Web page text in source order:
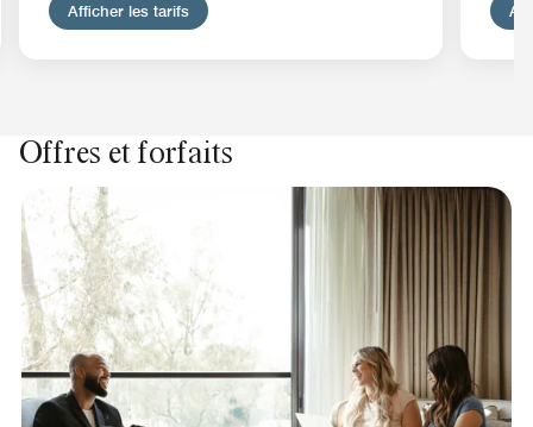
Afficher les tarifs
Offres et forfaits